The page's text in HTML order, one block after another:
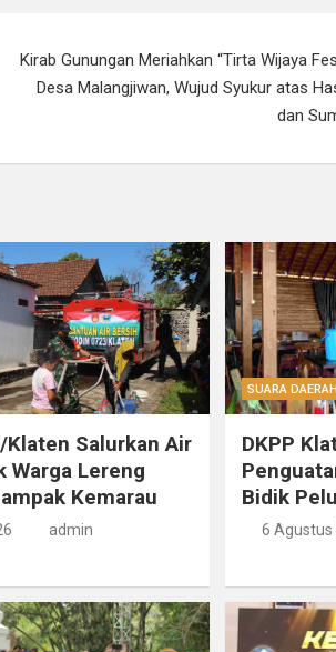
Kirab Gunungan Meriahkan “Tirta Wijaya
Desa Malangjiwan, Wujud Syukur atas
dan
Salurkan Air
Warga Lereng
Kemarau
admin
SUARA DAERAH
DKPP
Bidik
6 Agustus